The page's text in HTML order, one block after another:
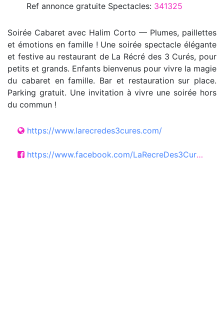
Ref annoncegratuite Spectacles: 341325
Soirée Cabaret avec Halim Corto — Plumes, paillettes
et émotions en famille ! Une soirée spectacle élégante
et festive au restaurant de La Récré des 3 Curés, pour
petits et grands. Enfants bienvenus pour vivre la magie
du cabaret en famille. Bar et restauration sur place.
Parking gratuit. Une invitation à vivre une soirée hors
du commun !
https://www.larecredes3cures.com/
https://www.facebook.com/LaRecreDes3Cures/